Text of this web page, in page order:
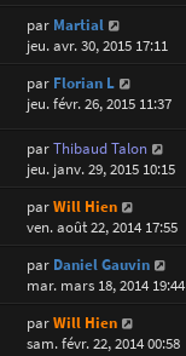
par Martial
jeu. avr. 30, 2015 17:11
par Florian L
jeu. févr. 26, 2015 11:37
parThibaud Talon
jeu. janv. 29, 2015 10:15
parWill Hien
ven. août 22, 2014 17:55
par Daniel Gauvin
mar. mars 18, 2014 19:44
parWill Hien
sam. févr. 22, 2014 00:58